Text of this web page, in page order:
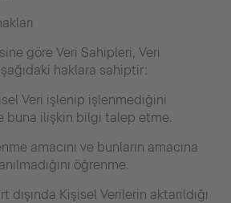
göre Veri Sahipleri, Veri
haklara sahiptir:
Veri işlenip işlenmediğini
buna ilişkin bilgi talep etme.
amacını ve bunların amacına
öğrenme.
dışında Kişisel Verilerin aktarıldığı